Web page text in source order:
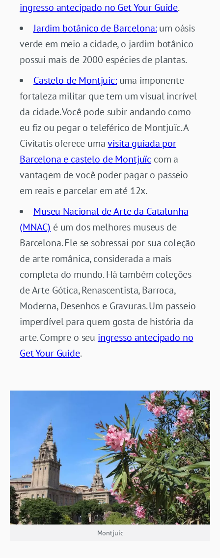
ingresso antecipado no Get Your Guide.
Jardim botânico de Barcelona:um oásis
verde em meio a cidade, o jardim botânico
possui mais de 2000 espécies de plantas.
Castelo de Montjuic:uma imponente
fortaleza militar que tem um visual incrível
da cidade. Você pode subir andando como
eu fiz ou pegar o teleférico de Montjuïc. A
Civitatis oferece umavisita guiada por
Barcelona e castelo de Montjuïc com a
vantagem de você poder pagar o passeio
em reais e parcelar em até 12x.
Museu Nacional de Arte da Catalunha
(MNAC) é um dos melhores museus de
Barcelona. Ele se sobressai por sua coleção
de arte românica, considerada a mais
completa do mundo. Há também coleções
de Arte Gótica, Renascentista, Barroca,
Moderna, Desenhos e Gravuras. Um passeio
imperdível para quem gosta de história da
arte. Compre o seu ingresso antecipado no
Get Your Guide.
Montjuic